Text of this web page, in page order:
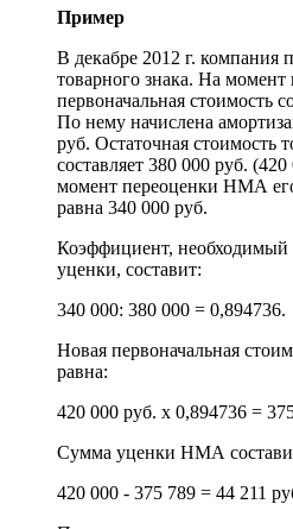
Пример
В декабре 2012 г. компания
товарного знака. На момент
первоначальная стоимость
По нему начислена
руб. Остаточная стоимость
составляет 380 000 руб.
момент переоценки НМА
равна 340 000 руб.
Коэффициент, необходимый
уценки, составит:
340 000: 380 000 = 0,894736.
Новая первоначальная
равна:
420 000 руб. х 0,894736 =
Сумма уценки НМА
420 000 - 375 789 = 44 211